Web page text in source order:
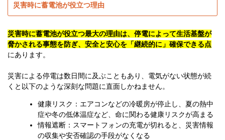
災害時に蓄電池が役立つ理由
災害時に蓄電池が役立つ最大の理由は、停電によって生活基盤が
脅かされる事態を防ぎ、安全と安心を「継続的に」確保できる点
にあります。
災害による停電は数日間に及ぶこともあり、電気がない状態が続
くと以下のような深刻な問題に直面しかねません。
健康リスク：エアコンなどの冷暖房が停止し、夏の熱中
症や冬の低体温症など、命に関わる健康リスクが高まる
情報遮断：スマートフォンの充電が切れると、災害情報
の収集や安否確認の手段がなくなる